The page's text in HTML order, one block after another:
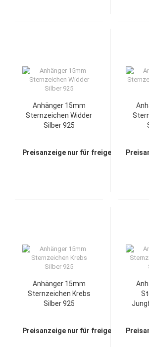
Anhänger 15mm
Sternzeichen Widder
Silber 925
Preisanzeige nur für freigeschaltete
Anhänger 15mm
Sternzeichen Krebs
Silber 925
Preisanzeige nur für freigeschaltete